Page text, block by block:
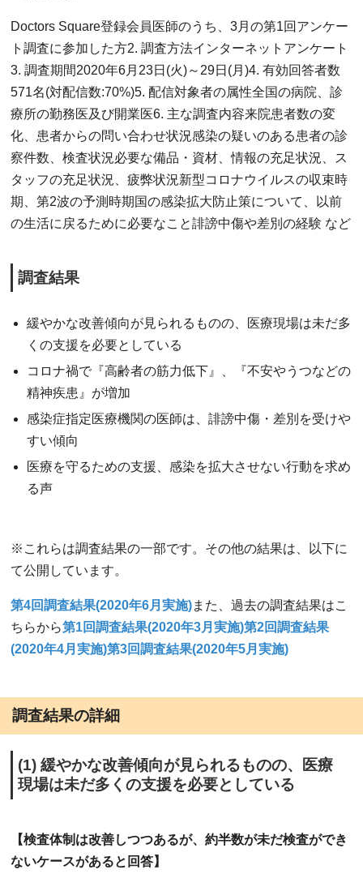
Doctors Square登録会員医師のうち、3月の第1回アンケー
ト調査に参加した方2. 調査方法インターネットアンケート
3. 調査期間2020年6月23日(火)～29日(月)4. 有効回答者数
571名(対配信数:70%)5. 配信対象者の属性全国の病院、診
療所の勤務医及び開業医6. 主な調査内容来院患者数の変
化、患者からの問い合わせ状況感染の疑いのある患者の診
察件数、検査状況必要な備品・資材、情報の充足状況、ス
タッフの充足状況、疲弊状況新型コロナウイルスの収束時
期、第2波の予測時期国の感染拡大防止策について、以前
の生活に戻るために必要なこと誹謗中傷や差別の経験 など
調査結果
緩やかな改善傾向が見られるものの、医療現場は未だ多
くの支援を必要としている
コロナ禍で『高齢者の筋力低下』、『不安やうつなどの
精神疾患』が増加
感染症指定医療機関の医師は、誹謗中傷・差別を受けや
すい傾向
医療を守るための支援、感染を拡大させない行動を求め
る声
※これらは調査結果の一部です。その他の結果は、以下に
て公開しています。
第4回調査結果(2020年6月実施)また、過去の調査結果はこ
ちらから第1回調査結果(2020年3月実施)第2回調査結果
(2020年4月実施)第3回調査結果(2020年5月実施)
調査結果の詳細
(1) 緩やかな改善傾向が見られるものの、医療
現場は未だ多くの支援を必要としている
【検査体制は改善しつつあるが、約半数が未だ検査ができ
ないケースがあると回答】